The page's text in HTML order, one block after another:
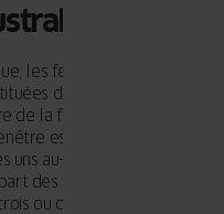
les fenêtres pliantes sont
de plusieurs châssis
de la fenêtre) qui sont reliés
est pliée, c’est-à-dire
au-dessus des autres sur
des fenêtres en
ou quatre châssis, mais